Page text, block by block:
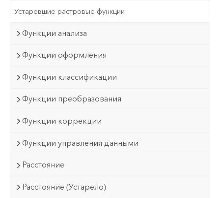
Устаревшие растровые функции
Функции анализа
Функции оформления
Функции классификации
Функции преобразования
Функции коррекции
Функции управления данными
Расстояние
Расстояние (Устарело)